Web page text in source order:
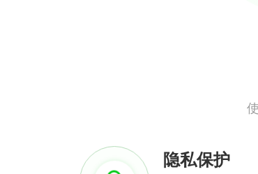
隐私保护